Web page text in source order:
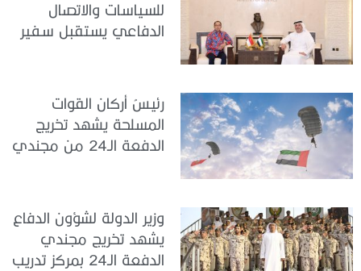
للسياسات والاتصال
الدفاعي يستقبل سفير
رئيسُ أركان القوات
المسلحة يشهد تخريج
الدفعة الـ24 من مجندي
وزير الدولة لشؤون الدفاع
يشهد تخريج مجندي
الدفعة الـ24 بمركز تدريب